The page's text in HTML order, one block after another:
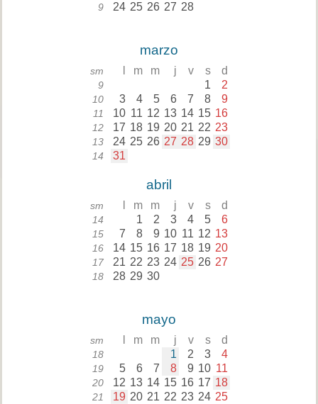
9 24 25 26 27 28
marzo
sm m m j v s d
9 1 2
10 3 4 5 6 7 8 9
11 10 11 12 13 14 15 16
12 17 18 19 20 21 22 23
13 24 25 26 27 28 29 30
14 31
abril
sm m m j v s d
14 1 2 3 4 5 6
15 7 8 9 10 11 12 13
16 14 15 16 17 18 19 20
17 21 22 23 24 25 26 27
18 28 29 30
mayo
sm m m j v s d
18 1 2 3 4
19 5 6 7 8 9 10 11
20 12 13 14 15 16 17 18
21 19 20 21 22 23 24 25